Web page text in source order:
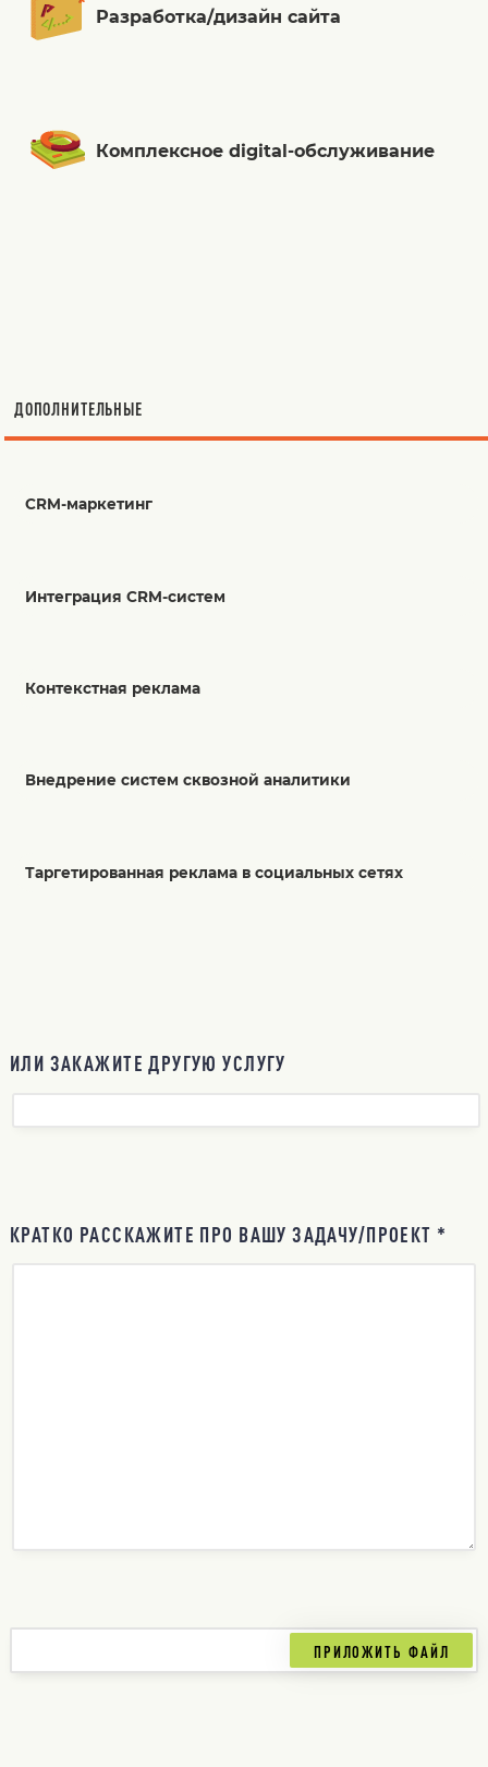
Разработка/дизайн сайта
Комплексное digital-обслуживание
ДОПОЛНИТЕЛЬНЫЕ
CRM-маркетинг
Интеграция CRM-систем
Контекстная реклама
Внедрение систем сквозной аналитики
Таргетированная реклама в социальных сетях
ИЛИ ЗАКАЖИТЕ ДРУГУЮ УСЛУГУ
КРАТКО РАССКАЖИТЕ ПРО ВАШУ ЗАДАЧУ/ПРОЕКТ *